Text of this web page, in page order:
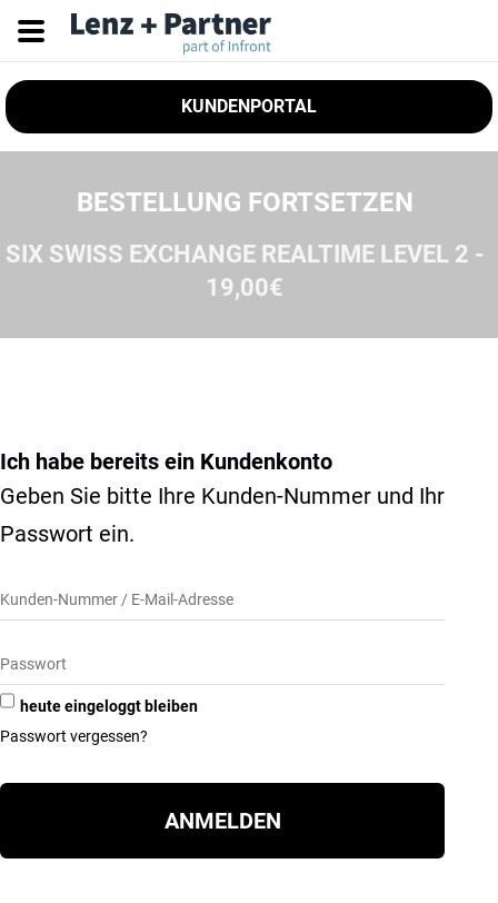
KUNDENPORTAL
BESTELLUNG FORTSETZEN
SIX SWISS EXCHANGE REALTIME LEVEL 2 -
19,00€
Ich habe bereits ein Kundenkonto
Geben Sie bitte Ihre Kunden-Nummer und Ihr
Passwort ein.
heute eingeloggt bleiben
Passwort vergessen?
ANMELDEN